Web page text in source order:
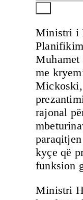
Ministri i
Muhamet
me
Mickoski,
rajonal
kyçe që
funksion
Ministri